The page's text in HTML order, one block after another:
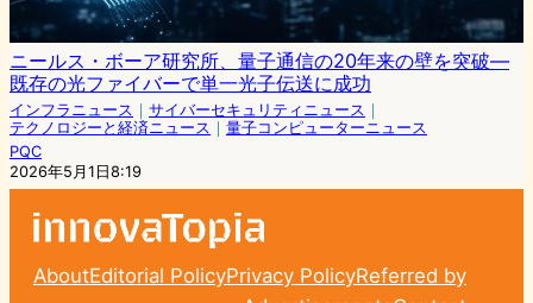
ニールス・ボーア研究所、量子通信の20年来の壁を突破—
既存の光ファイバーで単一光子伝送に成功
インフラニュース ｜ サイバーセキュリティニュース ｜
テクノロジーと経済ニュース ｜ 量子コンピューターニュース
PQC
2026年5月1日8:19
AboutEditorial PolicyPrivacy PolicyReferred by